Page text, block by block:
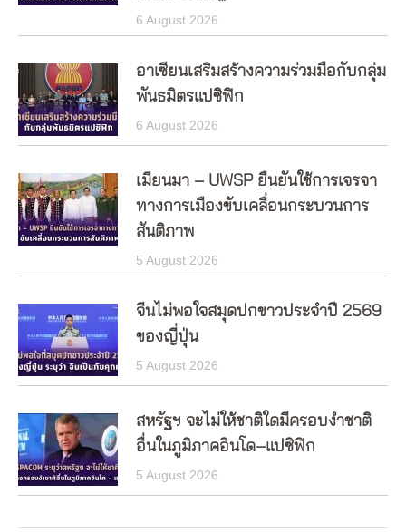
6 August 2026
อาเซียนเสริมสร้างความร่วมมือกับกลุ่ม
พันธมิตรแปซิฟิก
6 August 2026
เมียนมา – UWSP ยืนยันใช้การเจรจา
ทางการเมืองขับเคลื่อนกระบวนการ
สันติภาพ
5 August 2026
จีนไม่พอใจสมุดปกขาวประจำปี 2569
ของญี่ปุ่น
5 August 2026
สหรัฐฯ จะไม่ให้ชาติใดมีครอบงำชาติ
อื่นในภูมิภาคอินโด–แปซิฟิก
5 August 2026